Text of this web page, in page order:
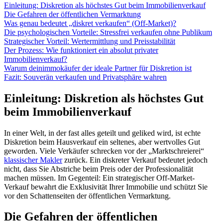
Einleitung: Diskretion als höchstes Gut beim Immobilienverkauf
Die Gefahren der öffentlichen Vermarktung
Was genau bedeutet „diskret verkaufen“ (Off-Market)?
Die psychologischen Vorteile: Stressfrei verkaufen ohne Publikum
Strategischer Vorteil: Wertermittlung und Preisstabilität
Der Prozess: Wie funktioniert ein absolut privater
Immobilienverkauf?
Warum deinimmokäufer der ideale Partner für Diskretion ist
Fazit: Souverän verkaufen und Privatsphäre wahren
Einleitung: Diskretion als höchstes Gut
beim Immobilienverkauf
In einer Welt, in der fast alles geteilt und geliked wird, ist echte
Diskretion beim Hausverkauf ein seltenes, aber wertvolles Gut
geworden. Viele Verkäufer schrecken vor der „Marktschreierei“
klassischer Maklerzurück. Ein diskreter Verkauf bedeutet jedoch
nicht, dass Sie Abstriche beim Preis oder der Professionalität
machen müssen. Im Gegenteil: Ein strategischer Off-Market-
Verkauf bewahrt die Exklusivität Ihrer Immobilie und schützt Sie
vor den Schattenseiten der öffentlichen Vermarktung.
Die Gefahren der öffentlichen